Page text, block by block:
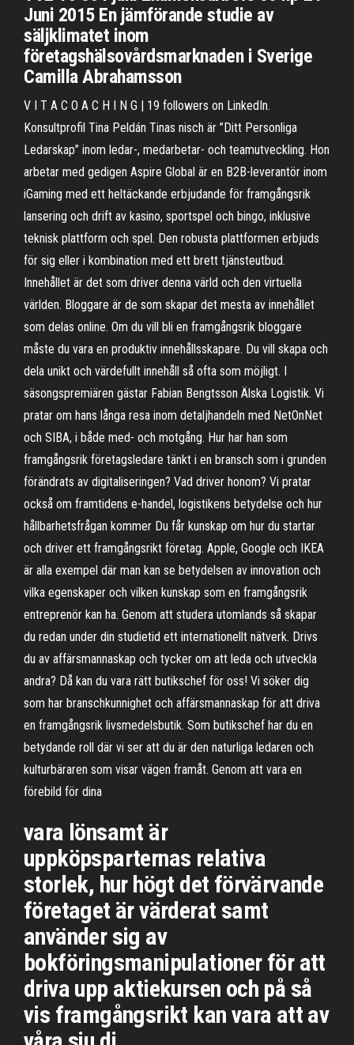
Juni 2015 En jämförande studie av
säljklimatet inom
företagshälsovårdsmarknaden i Sverige
Camilla Abrahamsson
V I T A C O A C H I N G | 19 followers on LinkedIn.
Konsultprofil Tina Peldán Tinas nisch är ”Ditt Personliga
Ledarskap” inom ledar-, medarbetar- och teamutveckling. Hon
arbetar med gedigen Aspire Global är en B2B-leverantör inom
iGaming med ett heltäckande erbjudande för framgångsrik
lansering och drift av kasino, sportspel och bingo, inklusive
teknisk plattform och spel. Den robusta plattformen erbjuds
för sig eller i kombination med ett brett tjänsteutbud.
Innehållet är det som driver denna värld och den virtuella
världen. Bloggare är de som skapar det mesta av innehållet
som delas online. Om du vill bli en framgångsrik bloggare
måste du vara en produktiv innehållsskapare. Du vill skapa och
dela unikt och värdefullt innehåll så ofta som möjligt. I
säsongspremiären gästar Fabian Bengtsson Älska Logistik. Vi
pratar om hans långa resa inom detaljhandeln med NetOnNet
och SIBA, i både med- och motgång. Hur har han som
framgångsrik företagsledare tänkt i en bransch som i grunden
förändrats av digitaliseringen? Vad driver honom? Vi pratar
också om framtidens e-handel, logistikens betydelse och hur
hållbarhetsfrågan kommer Du får kunskap om hur du startar
och driver ett framgångsrikt företag. Apple, Google och IKEA
är alla exempel där man kan se betydelsen av innovation och
vilka egenskaper och vilken kunskap som en framgångsrik
entreprenör kan ha. Genom att studera utomlands så skapar
du redan under din studietid ett internationellt nätverk. Drivs
du av affärsmannaskap och tycker om att leda och utveckla
andra? Då kan du vara rätt butikschef för oss! Vi söker dig
som har branschkunnighet och affärsmannaskap för att driva
en framgångsrik livsmedelsbutik. Som butikschef har du en
betydande roll där vi ser att du är den naturliga ledaren och
kulturbäraren som visar vägen framåt. Genom att vara en
förebild för dina
vara lönsamt är
uppköpsparternas relativa
storlek, hur högt det förvärvande
företaget är värderat samt
använder sig av
bokföringsmanipulationer för att
driva upp aktiekursen och på så
vis framgångsrikt kan vara att av